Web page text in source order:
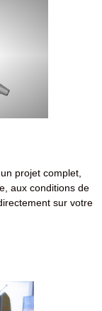
projet complet,
aux conditions de
sur votre